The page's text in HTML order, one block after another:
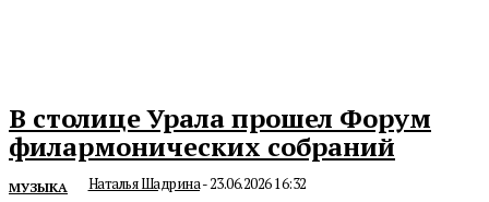
В столице Урала прошел Форум
филармонических собраний
МУЗЫКА Наталья Шадрина- 23.06.2026 16:32